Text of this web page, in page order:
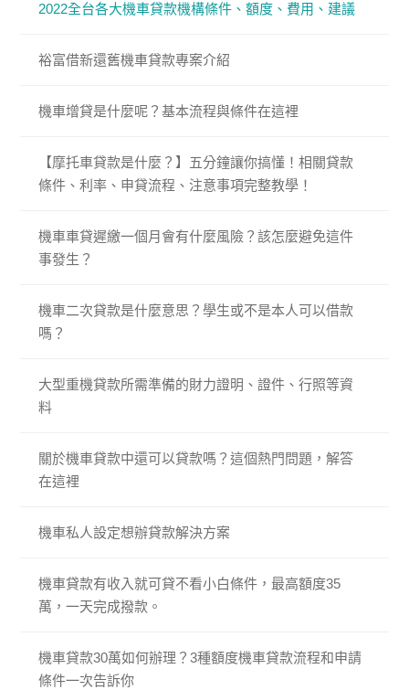
2022全台各大機車貸款機構條件、額度、費用、建議
裕富借新還舊機車貸款專案介紹
機車增貸是什麼呢？基本流程與條件在這裡
【摩托車貸款是什麼？】五分鐘讓你搞懂！相關貸款
條件、利率、申貸流程、注意事項完整教學！
機車車貸遲繳一個月會有什麼風險？該怎麼避免這件
事發生？
機車二次貸款是什麼意思？學生或不是本人可以借款
嗎？
大型重機貸款所需準備的財力證明、證件、行照等資
料
關於機車貸款中還可以貸款嗎？這個熱門問題，解答
在這裡
機車私人設定想辦貸款解決方案
機車貸款有收入就可貸不看小白條件，最高額度35
萬，一天完成撥款。
機車貸款30萬如何辦理？3種額度機車貸款流程和申請
條件一次告訴你